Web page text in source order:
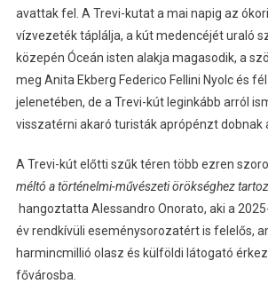
avattak fel. A Trevi-kutat a mai napig az
vízvezeték táplálja, a kút medencéjét uraló
közepén Óceán isten alakja magasodik, a
meg Anita Ekberg Federico Fellini Nyolc és
jelenetében, de a Trevi-kút leginkább arról
visszatérni akaró turisták aprópénzt dobnak
A Trevi-kút előtti szűk téren több ezren
méltó a történelmi-művészeti örökséghez
hangoztatta Alessandro Onorato, aki a
év rendkívüli eseménysorozatért is felelős,
harmincmillió olasz és külföldi látogató
fővárosba.